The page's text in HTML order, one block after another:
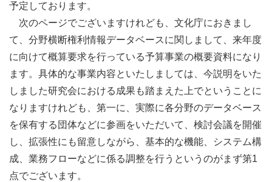
予定しております。
次のページでございますけれども、文化庁におきまし
て、分野横断権利情報データベースに関しまして、来年度
に向けて概算要求を行っている予算事業の概要資料になり
ます。具体的な事業内容といたしましては、今説明をいた
しました研究会における成果も踏まえた上でということに
なりますけれども、第一に、実際に各分野のデータベース
を保有する団体などに参画をいただいて、検討会議を開催
し、拡張性にも留意しながら、基本的な機能、システム構
成、業務フローなどに係る調整を行うというのがまず第1
点でございます。